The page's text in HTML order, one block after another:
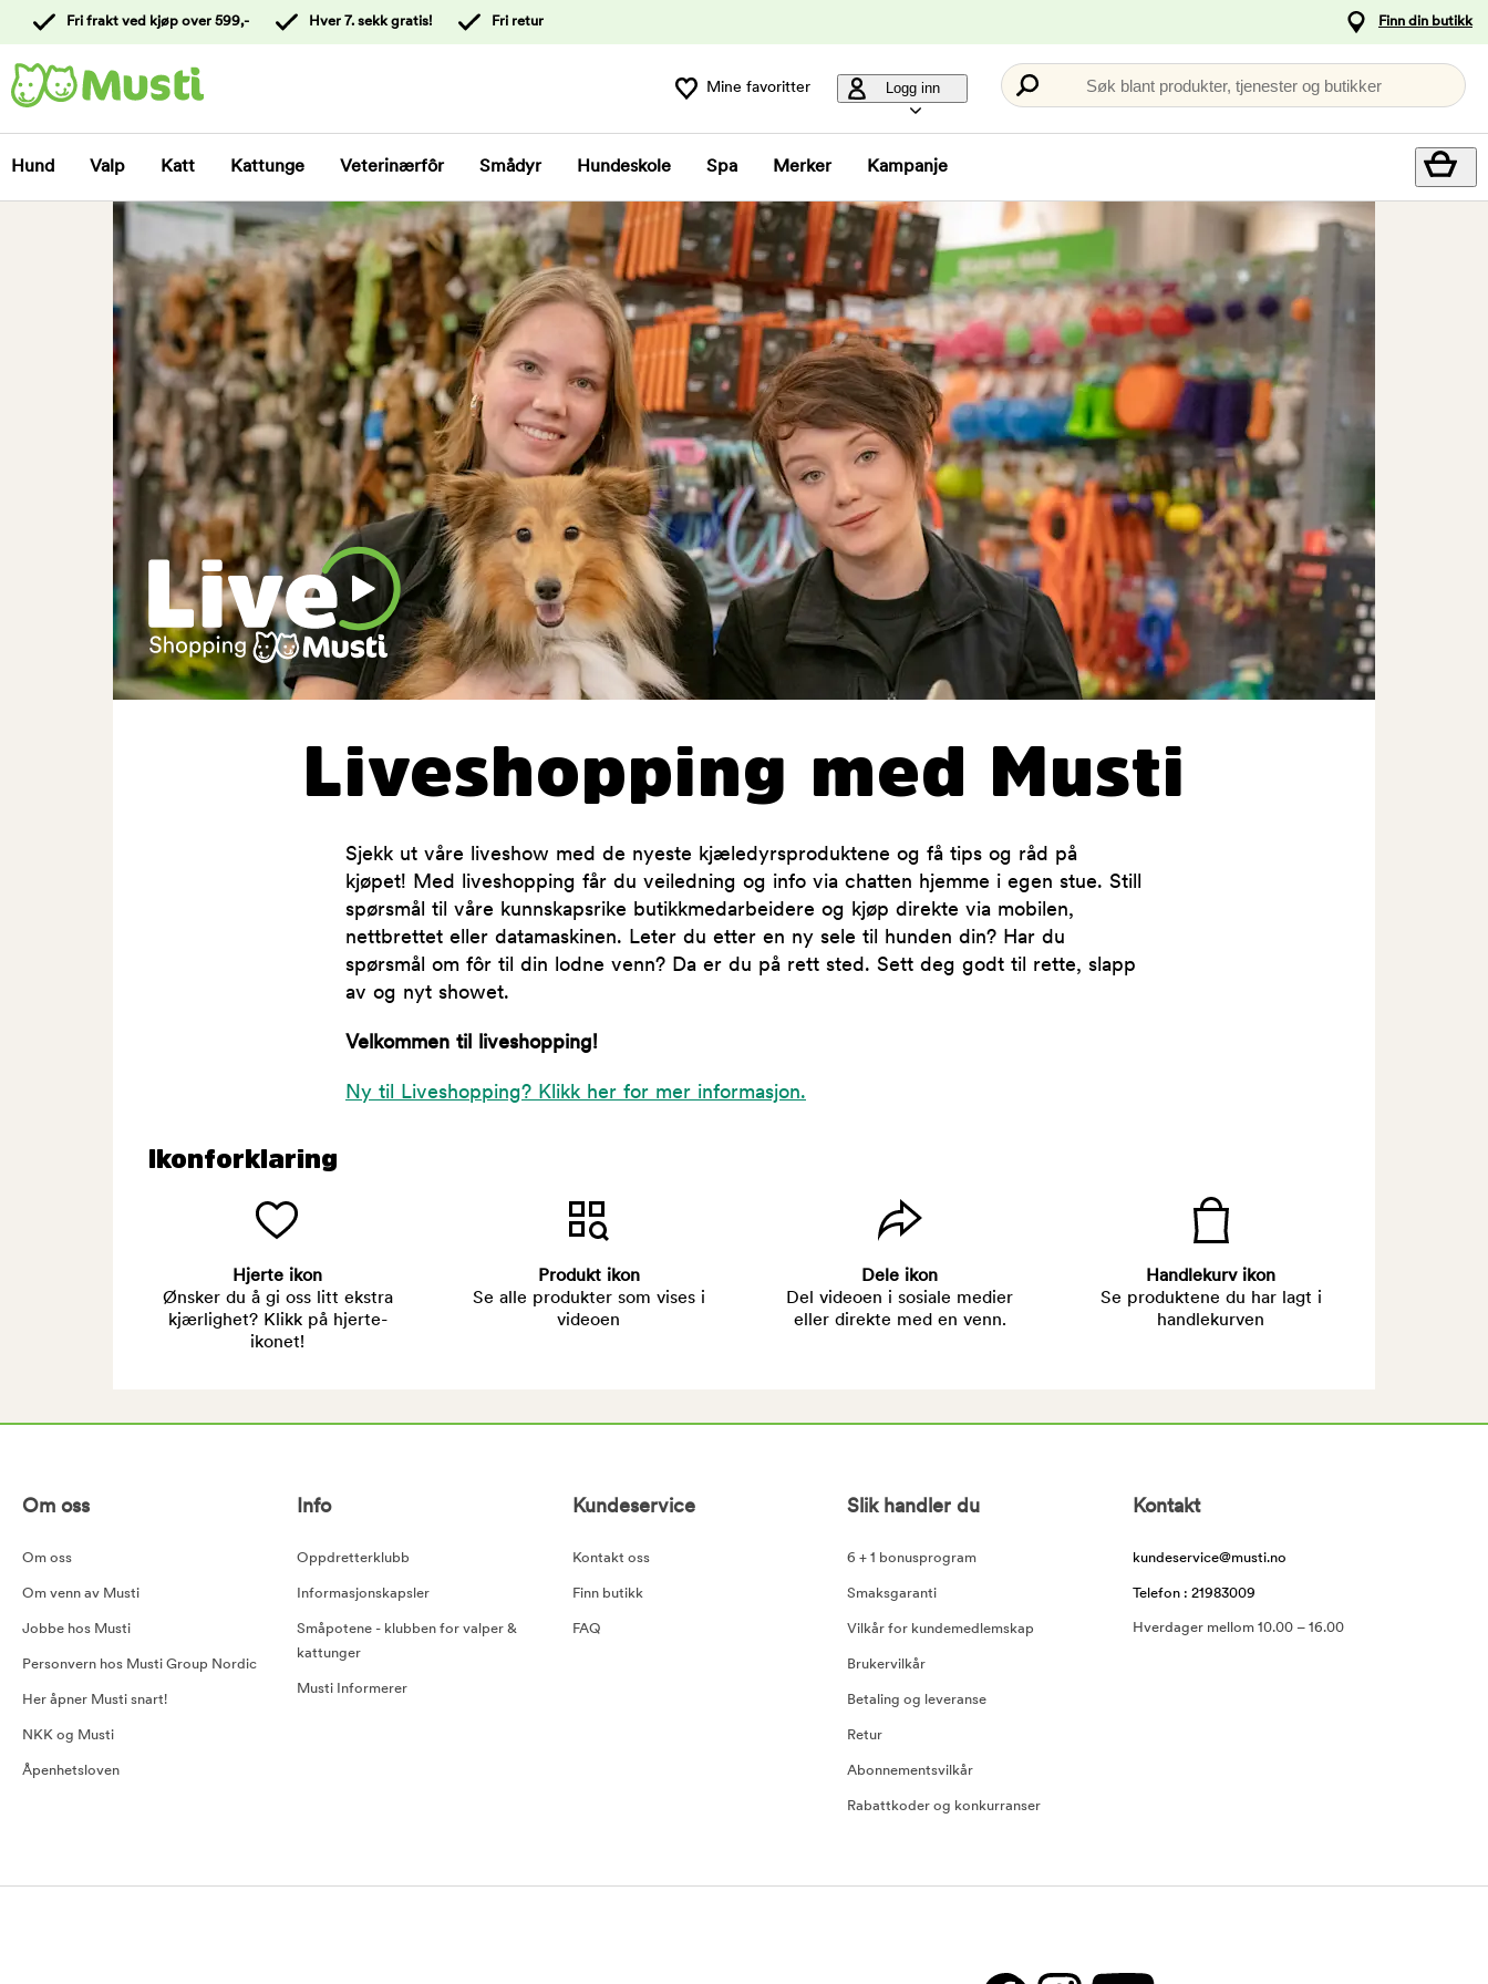
kundeservice
Fri frakt ved kjøp over 599,- Hver 7. sekk gratis! Fri retur Finn din butikk
Mine favoritter Logg inn Søk blant produkter, tjenester og butikker
Hund Valp Katt Kattunge Veterinærfôr Smådyr Hundeskole Spa Merker Kampanje
Liveshopping med Musti
Sjekk ut våre liveshow med de nyeste kjæledyrsproduktene og få tips og råd på
kjøpet! Med liveshopping får du veiledning og info via chatten hjemme i egen stue. Still
spørsmål til våre kunnskapsrike butikkmedarbeidere og kjøp direkte via mobilen,
nettbrettet eller datamaskinen. Leter du etter en ny sele til hunden din? Har du
spørsmål om fôr til din lodne venn? Da er du på rett sted. Sett deg godt til rette, slapp
av og nyt showet.
Velkommen til liveshopping!
Ny til Liveshopping? Klikk her for mer informasjon.
Ikonforklaring
Hjerte ikon
Ønsker du å gi oss litt ekstra
kjærlighet? Klikk på hjerte-
ikonet!
Produkt ikon
Se alle produkter som vises i
videoen
Dele ikon
Del videoen i sosiale medier
eller direkte med en venn.
Handlekurv ikon
Se produktene du har lagt i
handlekurven
Om oss
Om oss
Om venn av Musti
Jobbe hos Musti
Personvern hos Musti Group Nordic
Her åpner Musti snart!
NKK og Musti
Åpenhetsloven
Info
Oppdretterklubb
Informasjonskapsler
Småpotene - klubben for valper &
kattunger
Musti Informerer
Kundeservice
Kontakt oss
Finn butikk
FAQ
Slik handler du
6 + 1 bonusprogram
Smaksgaranti
Vilkår for kundemedlemskap
Brukervilkår
Betaling og leveranse
Retur
Abonnementsvilkår
Rabattkoder og konkurranser
Kontakt
kundeservice@musti.no
Telefon : 21983009
Hverdager mellom 10.00 – 16.00